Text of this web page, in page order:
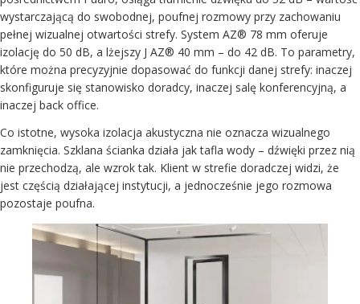
wystarczającą do swobodnej, poufnej rozmowy przy zachowaniu
pełnej wizualnej otwartości strefy. System AZ® 78 mm oferuje
izolację do 50 dB, a lżejszy J AZ® 40 mm – do 42 dB. To parametry,
które można precyzyjnie dopasować do funkcji danej strefy: inaczej
skonfiguruje się stanowisko doradcy, inaczej salę konferencyjną, a
inaczej back office.
Co istotne, wysoka izolacja akustyczna nie oznacza wizualnego
zamknięcia. Szklana ścianka działa jak tafla wody – dźwięki przez nią
nie przechodzą, ale wzrok tak. Klient w strefie doradczej widzi, że
jest częścią działającej instytucji, a jednocześnie jego rozmowa
pozostaje poufna.